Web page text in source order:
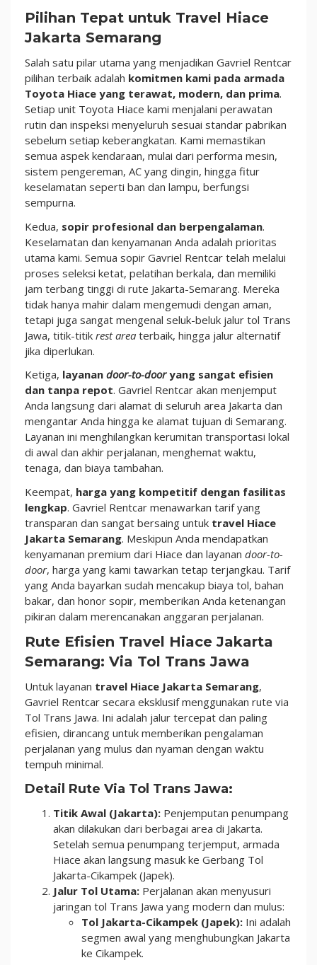
Pilihan Tepat untuk Travel Hiace
Jakarta Semarang
Salah satu pilar utama yang menjadikan Gavriel Rentcar
pilihan terbaik adalah komitmen kami pada armada
Toyota Hiace yang terawat, modern, dan prima.
Setiap unit Toyota Hiace kami menjalani perawatan
rutin dan inspeksi menyeluruh sesuai standar pabrikan
sebelum setiap keberangkatan. Kami memastikan
semua aspek kendaraan, mulai dari performa mesin,
sistem pengereman, AC yang dingin, hingga fitur
keselamatan seperti ban dan lampu, berfungsi
sempurna.
Kedua, sopir profesional dan berpengalaman.
Keselamatan dan kenyamanan Anda adalah prioritas
utama kami. Semua sopir Gavriel Rentcar telah melalui
proses seleksi ketat, pelatihan berkala, dan memiliki
jam terbang tinggi di rute Jakarta-Semarang. Mereka
tidak hanya mahir dalam mengemudi dengan aman,
tetapi juga sangat mengenal seluk-beluk jalur tol Trans
Jawa, titik-titik rest area terbaik, hingga jalur alternatif
jika diperlukan.
Ketiga, layanan door-to-dooryang sangat efisien
dan tanpa repot. Gavriel Rentcar akan menjemput
Anda langsung dari alamat di seluruh area Jakarta dan
mengantar Anda hingga ke alamat tujuan di Semarang.
Layanan ini menghilangkan kerumitan transportasi lokal
di awal dan akhir perjalanan, menghemat waktu,
tenaga, dan biaya tambahan.
Keempat, harga yang kompetitif dengan fasilitas
lengkap. Gavriel Rentcar menawarkan tarif yang
transparan dan sangat bersaing untuk travel Hiace
Jakarta Semarang. Meskipun Anda mendapatkan
kenyamanan premium dari Hiace dan layanan door-to-
door, harga yang kami tawarkan tetap terjangkau. Tarif
yang Anda bayarkan sudah mencakup biaya tol, bahan
bakar, dan honor sopir, memberikan Anda ketenangan
pikiran dalam merencanakan anggaran perjalanan.
Rute Efisien Travel Hiace Jakarta
Semarang: Via Tol Trans Jawa
Untuk layanan travel Hiace Jakarta Semarang,
Gavriel Rentcar secara eksklusif menggunakan rute via
Tol Trans Jawa. Ini adalah jalur tercepat dan paling
efisien, dirancang untuk memberikan pengalaman
perjalanan yang mulus dan nyaman dengan waktu
tempuh minimal.
Detail Rute Via Tol Trans Jawa:
Titik Awal (Jakarta): Penjemputan penumpang
akan dilakukan dari berbagai area di Jakarta.
Setelah semua penumpang terjemput, armada
Hiace akan langsung masuk ke Gerbang Tol
Jakarta-Cikampek (Japek).
Jalur Tol Utama: Perjalanan akan menyusuri
jaringan tol Trans Jawa yang modern dan mulus:
Tol Jakarta-Cikampek (Japek): Ini adalah
segmen awal yang menghubungkan Jakarta
ke Cikampek.